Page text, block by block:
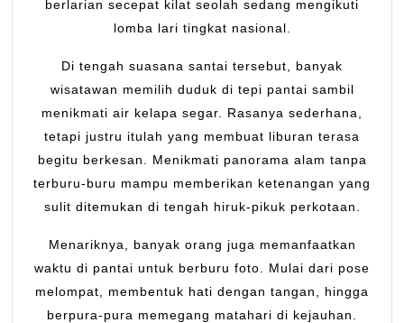
berlarian secepat kilat seolah sedang mengikuti
lomba lari tingkat nasional.
Di tengah suasana santai tersebut, banyak
wisatawan memilih duduk di tepi pantai sambil
menikmati air kelapa segar. Rasanya sederhana,
tetapi justru itulah yang membuat liburan terasa
begitu berkesan. Menikmati panorama alam tanpa
terburu-buru mampu memberikan ketenangan yang
sulit ditemukan di tengah hiruk-pikuk perkotaan.
Menariknya, banyak orang juga memanfaatkan
waktu di pantai untuk berburu foto. Mulai dari pose
melompat, membentuk hati dengan tangan, hingga
berpura-pura memegang matahari di kejauhan.